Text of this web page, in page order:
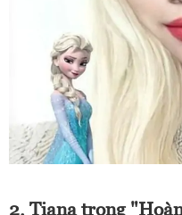
2. Tiana trong